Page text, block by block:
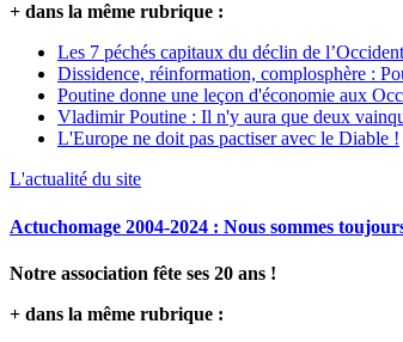
+ dans la même rubrique :
Les 7 péchés capitaux du déclin de l’Occident
Dissidence, réinformation, complosphère :
Poutine donne une leçon d'économie aux
Vladimir Poutine : Il n'y aura que deux
L'Europe ne doit pas pactiser avec le Diable !
L'actualité du site
Actuchomage 2004-2024 : Nous sommes
Notre association fête ses 20 ans !
+ dans la même rubrique :